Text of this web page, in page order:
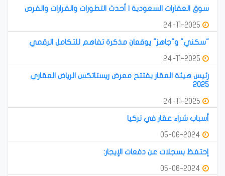
سوق العقارات السعودية | أحدث التطورات والقرارات والفرص
"سكني" و"جاهز" يوقعان مذكرة تفاهم للتكامل الرقمي
رئيس هيئة العقار يفتتح معرض ريستاتكس الرياض العقاري
2025
أسباب شراء عقار في تركيا
إحتفظ بسجلات عن دفعات الإيجار: